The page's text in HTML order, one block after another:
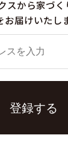
スから家づ
お届けいたし